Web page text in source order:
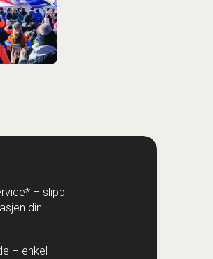
– slipp
din
– enkel